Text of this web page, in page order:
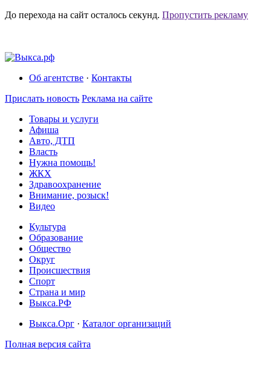
До перехода на сайт осталось секунд. Пропустить рекламу
Об агентстве · Контакты
Прислать новость Реклама на сайте
Товары и услуги
Афиша
Авто, ДТП
Власть
Нужна помощь!
ЖКХ
Здравоохранение
Внимание, розыск!
Видео
Культура
Образование
Общество
Округ
Происшествия
Спорт
Страна и мир
Выкса.РФ
Выкса.Орг · Каталог организаций
Полная версия сайта